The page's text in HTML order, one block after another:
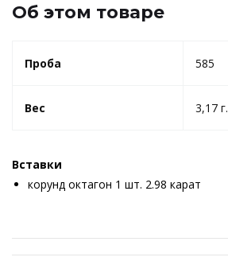
Об этом товаре
Проба 585
Вес 3,17 г.
Вставки
корунд октагон 1 шт. 2.98 карат